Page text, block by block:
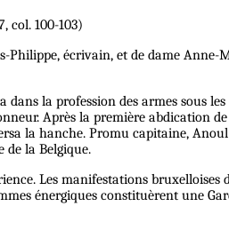
col. 100-103)
écrivain, et de dame Anne-
la profession des armes sous
Après la première abdication
la hanche. Promu capitaine,
de la Belgique.
Les manifestations
énergiques constituèrent une